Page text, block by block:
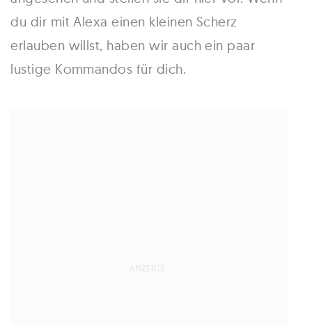
du dir mit Alexa einen kleinen Scherz
erlauben willst, haben wir auch ein paar
lustige Kommandos für dich.